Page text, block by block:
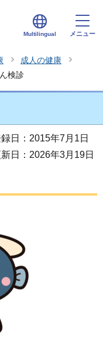
Multilingual メニュー
成人の健康
検診
日：2015年7月1日
日：2026年3月19日